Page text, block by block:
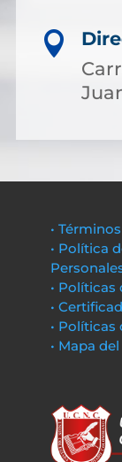

•
• Política
•
•
•
• Mapa